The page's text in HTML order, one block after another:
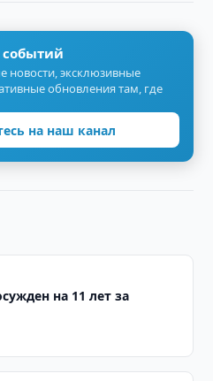
событий
новости, эксклюзивные
обновления там, где
на наш канал
на 11 лет за